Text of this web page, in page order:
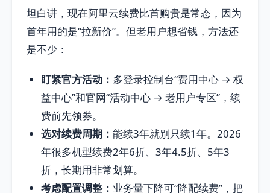
坦白讲，现在阿里云续费比首购贵是常态，因为
首年用的是“拉新价”。但老用户想省钱，方法还
是不少：
盯紧官方活动： 多登录控制台“费用中心 → 权
益中心”和官网“活动中心 → 老用户专区”，续
费前先领券。
选对续费周期： 能续3年就别只续1年。2026
年很多机型续费2年6折、3年4.5折、5年3
折，长期用非常划算。
考虑配置调整： 业务量下降可“降配续费”，把